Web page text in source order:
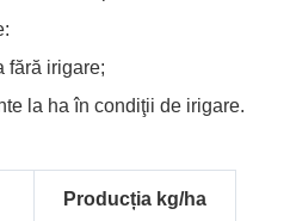
fără irigare;
la ha în condiţii de irigare.
Producția kg/ha